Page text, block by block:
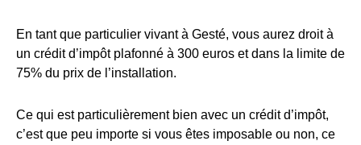
En tant que particulier vivant à Gesté, vous aurez droit à
un crédit d’impôt plafonné à 300 euros et dans la limite de
75% du prix de l’installation.
Ce qui est particulièrement bien avec un crédit d’impôt,
c’est que peu importe si vous êtes imposable ou non, ce